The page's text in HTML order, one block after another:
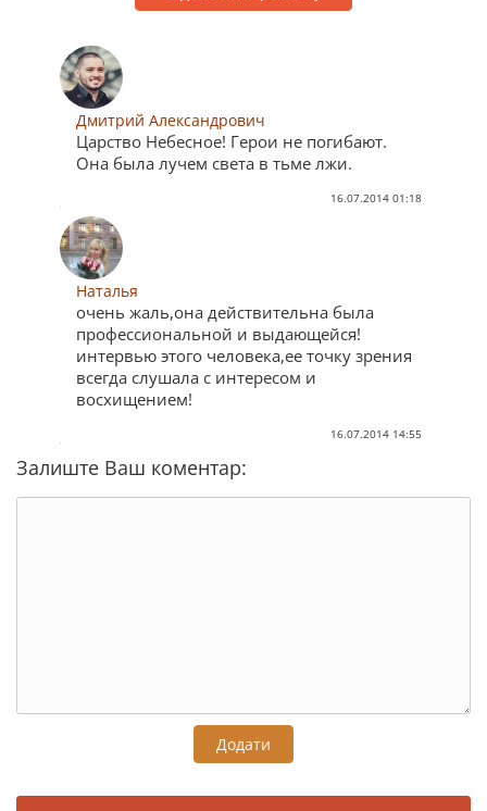
Дмитрий Александрович
Царство Небесное! Герои не погибают.
Она была лучем света в тьме лжи.
16.07.2014 01:18
Наталья
очень жаль,она действительна была
профессиональной и выдающейся!
интервью этого человека,ее точку зрения
всегда слушала с интересом и
восхищением!
16.07.2014 14:55
Залиште Ваш коментар:
Додати